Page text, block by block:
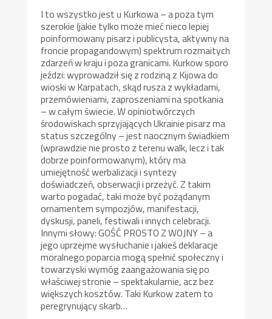
I to wszystko jest u Kurkowa – a poza tym
szerokie (jakie tylko może mieć nieco lepiej
poinformowany pisarz i publicysta, aktywny na
froncie propagandowym) spektrum rozmaitych
zdarzeń w kraju i poza granicami. Kurkow sporo
jeździ: wyprowadził się z rodziną z Kijowa do
wioski w Karpatach, skąd rusza z wykładami,
przemówieniami, zaproszeniami na spotkania
– w całym świecie. W opiniotwórczych
środowiskach sprzyjających Ukrainie pisarz ma
status szczególny – jest naocznym świadkiem
(wprawdzie nie prosto z terenu walk, lecz i tak
dobrze poinformowanym), który ma
umiejętność werbalizacji i syntezy
doświadczeń, obserwacji i przeżyć. Z takim
warto pogadać, taki może być pożądanym
ornamentem sympozjów, manifestacji,
dyskusji, paneli, festiwali i innych celebracji.
Innymi słowy: GOŚĆ PROSTO Z WOJNY – a
jego uprzejme wysłuchanie i jakieś deklaracje
moralnego poparcia mogą spełnić społeczny i
towarzyski wymóg zaangażowania się po
właściwej stronie – spektakularnie, acz bez
większych kosztów. Taki Kurkow zatem to
peregrynujący skarb…